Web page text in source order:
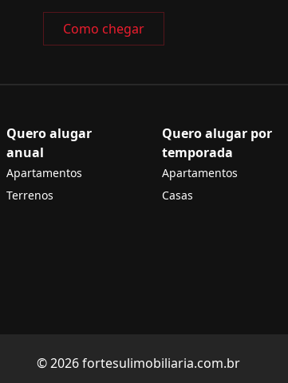
Como chegar
Quero alugar
anual
Apartamentos
Terrenos
Quero alugar por
temporada
Apartamentos
Casas
© 2026 fortesulimobiliaria.com.br